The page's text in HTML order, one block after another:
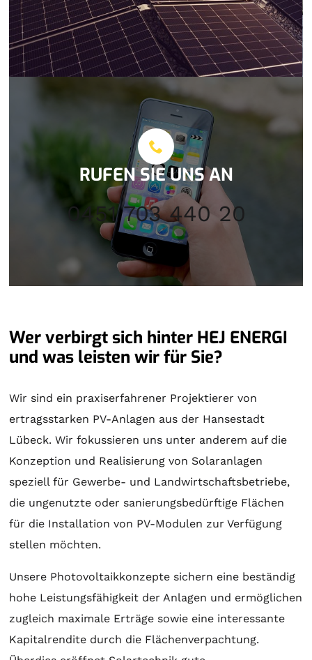
RUFEN SIE UNS AN
0451 703 440 20
Wer verbirgt sich hinter HEJ ENERGI
und was leisten wir für Sie?
Wir sind ein praxiserfahrener Projektierer von
ertragsstarken PV-Anlagen aus der Hansestadt
Lübeck. Wir fokussieren uns unter anderem auf die
Konzeption und Realisierung von Solaranlagen
speziell für Gewerbe- und Landwirtschaftsbetriebe,
die ungenutzte oder sanierungsbedürftige Flächen
für die Installation von PV-Modulen zur Verfügung
stellen möchten.
Unsere Photovoltaikkonzepte sichern eine beständig
hohe Leistungsfähigkeit der Anlagen und ermöglichen
zugleich maximale Erträge sowie eine interessante
Kapitalrendite durch die Flächenverpachtung.